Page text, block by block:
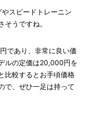
スピードトレーニン
うですね。
であり、非常に良い価
ルの定価は20,000円を
比較するとお手頃価格
で、ぜひ一足は持って